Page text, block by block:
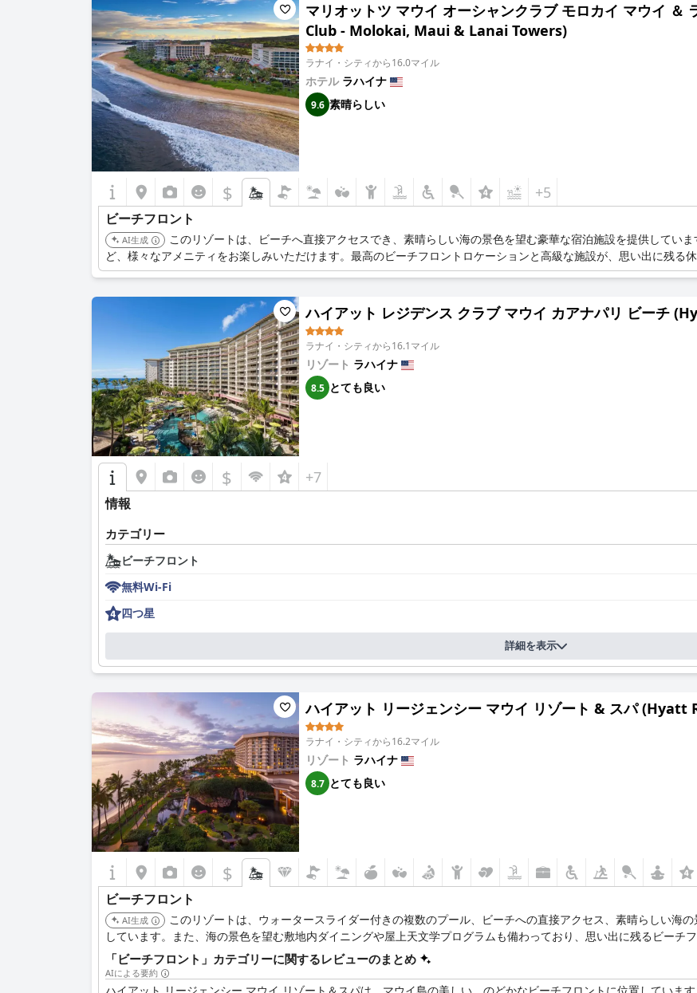
マリオットツ マウイ オーシャンクラブ モロカイ マウイ
Club - Molokai, Maui & Lanai Towers)
ラナイ・シティから16.0マイル
ホテル ラハイナ
9.6 素晴らしい
$ +5
ビーチフロント
AI生成
このリゾートは、ビーチへ直接アクセスでき、素晴らしい海の景色を望む豪華な宿泊施設を提供してい
ど、様々なアメニティをお楽しみいただけます。最高のビーチフロントロケーションと高級な施設が、思い出に残る休
ハイアット レジデンス クラブ マウイ カアナパリ ビー
ラナイ・シティから16.1マイル
リゾート ラハイナ
8.5 とても良い
$ +7
情報
カテゴリー
ビーチフロント
無料Wi-Fi
四つ星
詳細を表示
ハイアット リージェンシー マウイ リゾート & スパ
ラナイ・シティから16.2マイル
リゾート ラハイナ
8.7 とても良い
$
ビーチフロント
AI生成
このリゾートは、ウォータースライダー付きの複数のプール、ビーチへの直接アクセス、素晴らしい海
しています。また、海の景色を望む敷地内ダイニングや屋上天文学プログラムも備わっており、思い出に残るビーチフ
「ビーチフロント」カテゴリーに関するレビューのまとめ
AIによる要約